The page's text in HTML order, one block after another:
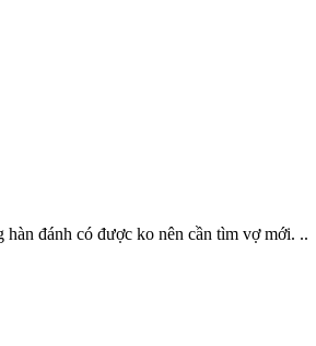
đánh có được ko nên cần tìm vợ mới. ..